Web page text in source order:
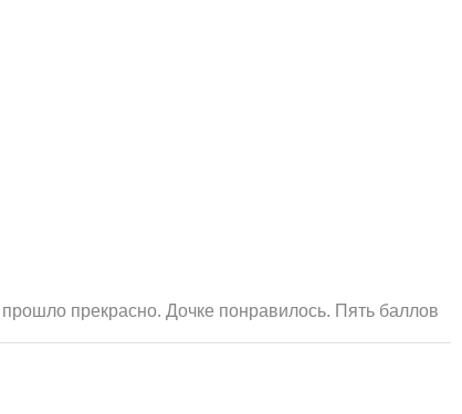
прекрасно. Дочке понравилось. Пять баллов